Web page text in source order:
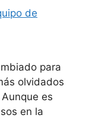
de
para
olvidados
es
en la